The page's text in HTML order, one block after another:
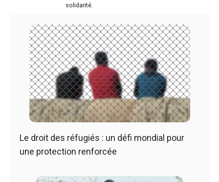
solidarité.
Le droit des réfugiés : un défi mondial pour
une protection renforcée